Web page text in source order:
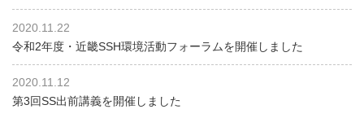
2020.11.22
令和2年度・近畿SSH環境活動フォーラムを開催しました
2020.11.12
第3回SS出前講義を開催しました